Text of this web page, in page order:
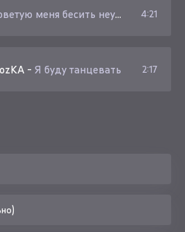
бесить неужели ты забыл что связался со психом 4:21
- Я буду танцевать 2:17